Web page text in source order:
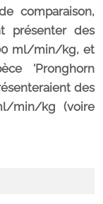
comparaison,
présenter des
ml/min/kg, et
'Pronghorn
des
min/kg (voire